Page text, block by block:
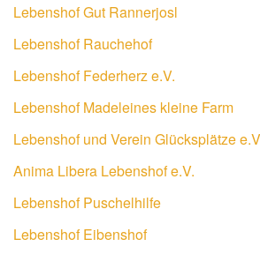
Lebenshof Gut Rannerjosl
Lebenshof Rauchehof
Lebenshof Federherz e.V.
Lebenshof Madeleines kleine Farm
Lebenshof und Verein Glücksplätze
Anima Libera Lebenshof e.V.
Lebenshof Puschelhilfe
Lebenshof Eibenshof